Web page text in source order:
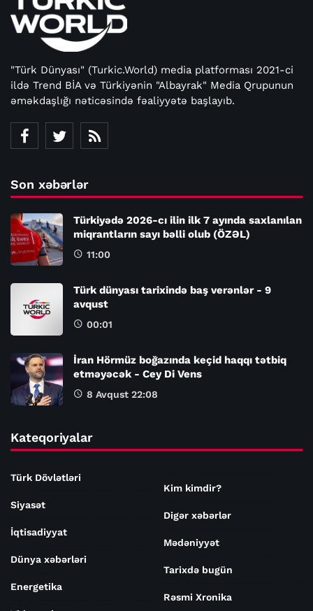
"Türk Dünyası" (Turkic.World) media platforması 2021-ci
ildə Trend BİA və Türkiyənin "Albayrak" Media Qrupunun
əməkdaşlığı nəticəsində fəaliyyətə başlayıb.
Son xəbərlər
Türkiyədə 2026-cı ilin ilk 7 ayında saxlanılan
miqrantların sayı bəlli olub (ÖZƏL)
11:00
Türk dünyası tarixində baş verənlər - 9
avqust
00:01
İran Hörmüz boğazında keçid haqqı tətbiq
etməyəcək - Cey Di Vens
8 Avqust 22:08
Kateqoriyalar
Türk Dövlətləri
Siyasət
İqtisadiyyat
Dünya xəbərləri
Energetika
Kim kimdir?
Digər xəbərlər
Mədəniyyət
Tarixdə bugün
Rəsmi Xronika